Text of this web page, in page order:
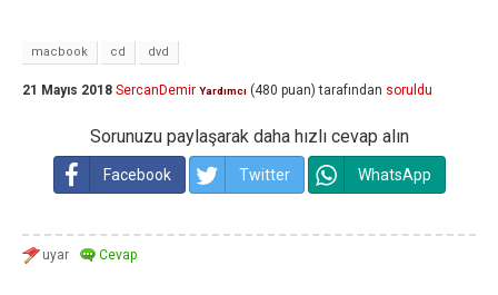
macbook cd dvd
21 Mayıs 2018 SercanDemir Yardımcı (480 puan) tarafından soruldu
Sorunuzu paylaşarak daha hızlı cevap alın
Facebook Twitter WhatsApp